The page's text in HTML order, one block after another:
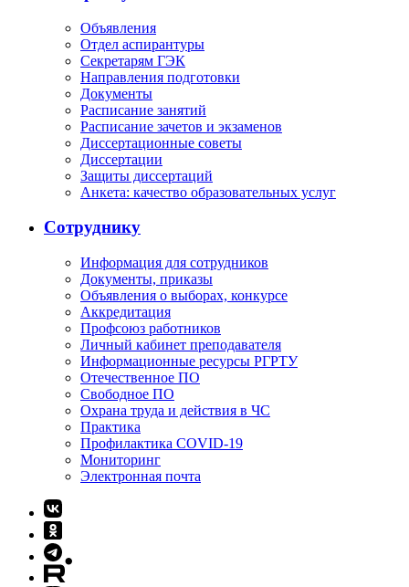
Объявления
Отдел аспирантуры
Секретарям ГЭК
Направления подготовки
Документы
Расписание занятий
Расписание зачетов и экзаменов
Диссертационные советы
Диссертации
Защиты диссертаций
Анкета: качество образовательных услуг
Сотруднику
Информация для сотрудников
Документы, приказы
Объявления о выборах, конкурсе
Аккредитация
Профсоюз работников
Личный кабинет преподавателя
Информационные ресурсы РГРТУ
Отечественное ПО
Свободное ПО
Охрана труда и действия в ЧС
Практика
Профилактика COVID-19
Мониторинг
Электронная почта